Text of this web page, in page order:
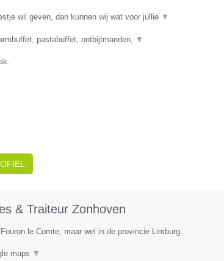
wil geven, dan kunnen wij wat voor jullie ▼
pastabuffet, ontbijtmanden, ▼
& Traiteur Zonhoven
le Comte, maar wel in de provincie Limburg.
maps ▼